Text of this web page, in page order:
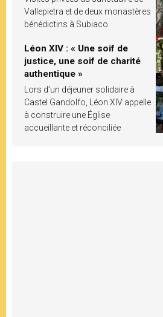
Vallepietra et de deux monastères
bénédictins à Subiaco
Léon XIV : « Une soif de
justice, une soif de charité
authentique »
Lors d’un déjeuner solidaire à
Castel Gandolfo, Léon XIV appelle
à construire une Église
accueillante et réconciliée